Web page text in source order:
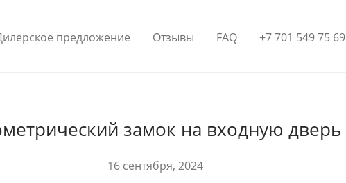
предложение Отзывы FAQ +7 701 549 75 69
замок на входную дверь
16 сентября, 2024